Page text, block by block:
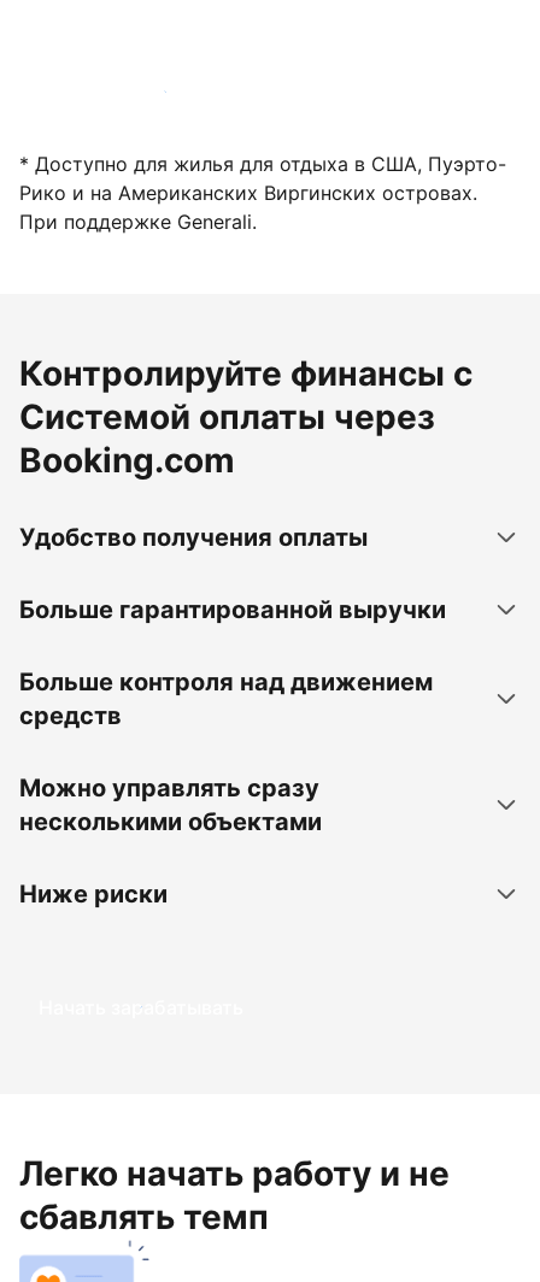
Зарегистрировать объект
* Доступно для жилья для отдыха в США, Пуэрто-
Рико и на Американских Виргинских островах.
При поддержке Generali.
Контролируйте финансы с
Системой оплаты через
Booking.com
Удобство получения оплаты
Больше гарантированной выручки
Больше контроля над движением
средств
Можно управлять сразу
несколькими объектами
Ниже риски
Начать зарабатывать
Легко начать работу и не
сбавлять темп